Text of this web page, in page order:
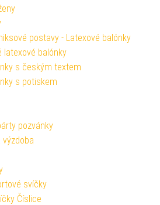
postavy - Latexové balónky
latexové balónky
s českým textem
s potiskem
pozvánky
svíčky
Číslice